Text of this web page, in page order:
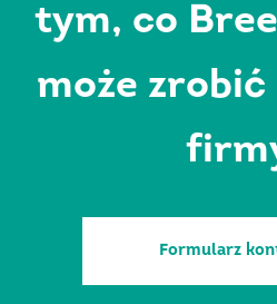
tym, co
może zrobić
Formularz